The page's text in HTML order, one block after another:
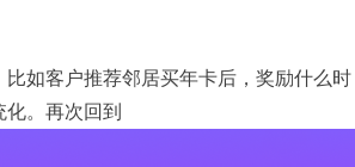
如客户推荐邻居买年卡后，奖励什么时
。再次回到